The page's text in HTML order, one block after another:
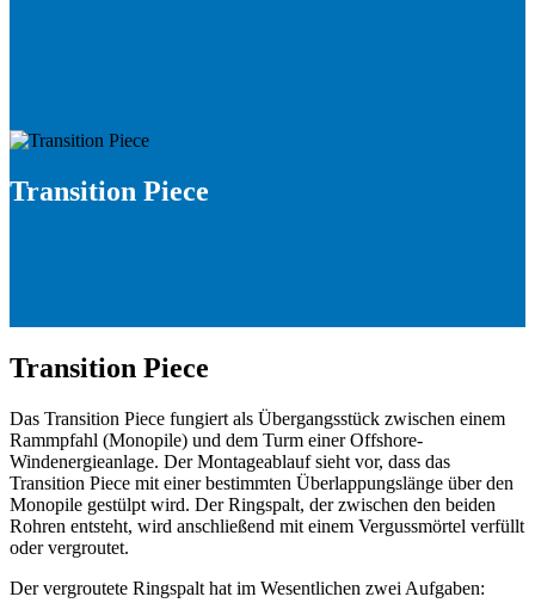
Transition Piece
Transition Piece
Das Transition Piece fungiert als Übergangsstück zwischen einem
Rammpfahl (Monopile) und dem Turm einer Offshore-
Windenergieanlage. Der Montageablauf sieht vor, dass das
Transition Piece mit einer bestimmten Überlappungslänge über den
Monopile gestülpt wird. Der Ringspalt, der zwischen den beiden
Rohren entsteht, wird anschließend mit einem Vergussmörtel verfüllt
oder vergroutet.
Der vergroutete Ringspalt hat im Wesentlichen zwei Aufgaben: